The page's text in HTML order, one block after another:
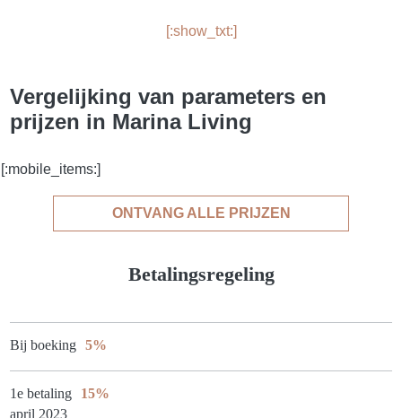
[:show_txt:]
Vergelijking van parameters en
prijzen in Marina Living
[:mobile_items:]
ONTVANG ALLE PRIJZEN
Betalingsregeling
Bij boeking 5%
1e betaling
15%
april 2023